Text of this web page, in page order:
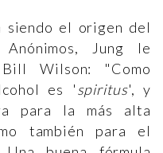
siendo el origen del
Jung le
Wilson: "Como
es 'spiritus', y
para la más alta
también para el